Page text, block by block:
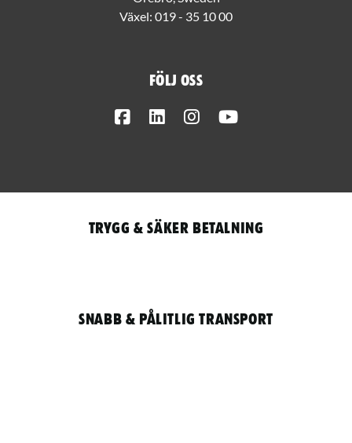
Växel: 019 - 35 10 00
Följ oss
FacebookLinkedInInstagram
Trygg & säker betalning
Snabb & pålitlig transport